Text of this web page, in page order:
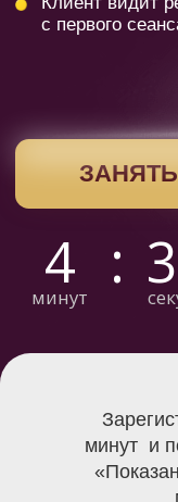
4 : 34
минут и